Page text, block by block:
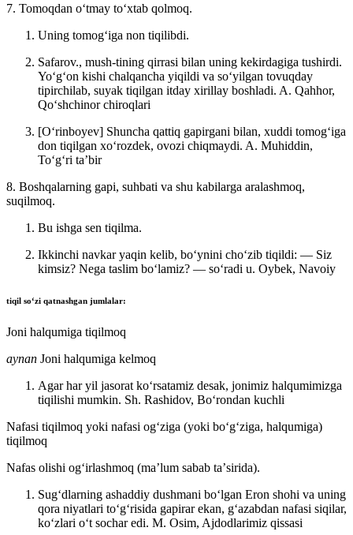
7. Tomoqdan oʻtmay toʻxtab qolmoq.
Uning tomogʻiga non tiqilibdi.
Safarov., mush-tining qirrasi bilan uning kekirdagiga tushirdi.
Yoʻgʻon kishi chalqancha yiqildi va soʻyilgan tovuqday
tipirchilab, suyak tiqilgan itday xirillay boshladi. A. Qahhor,
Qoʻshchinor chiroqlari
[Oʻrinboyev] Shuncha qattiq gapirgani bilan, xuddi tomogʻiga
don tiqilgan xoʻrozdek, ovozi chiqmaydi. A. Muhiddin,
Toʻgʻri taʼbir
8. Boshqalarning gapi, suhbati va shu kabilarga aralashmoq,
suqilmoq.
Bu ishga sen tiqilma.
Ikkinchi navkar yaqin kelib, boʻynini choʻzib tiqildi: — Siz
kimsiz? Nega taslim boʻlamiz? — soʻradi u. Oybek, Navoiy
tiqil soʻzi qatnashgan jumlalar:
Joni halqumiga tiqilmoq
aynan Joni halqumiga kelmoq
Agar har yil jasorat koʻrsatamiz desak, jonimiz halqumimizga
tiqilishi mumkin. Sh. Rashidov, Boʻrondan kuchli
Nafasi tiqilmoq yoki nafasi ogʻziga (yoki boʻgʻziga, halqumiga)
tiqilmoq
Nafas olishi ogʻirlashmoq (maʼlum sabab taʼsirida).
Sugʻdlarning ashaddiy dushmani boʻlgan Eron shohi va uning
qora niyatlari toʻgʻrisida gapirar ekan, gʻazabdan nafasi siqilar,
koʻzlari oʻt sochar edi. M. Osim, Ajdodlarimiz qissasi